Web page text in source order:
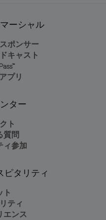
ーシャル
ポンサー
キャスト
プリ
ター
ト
質問
ィ参加
ピタリティ
ト
ティ
エンス